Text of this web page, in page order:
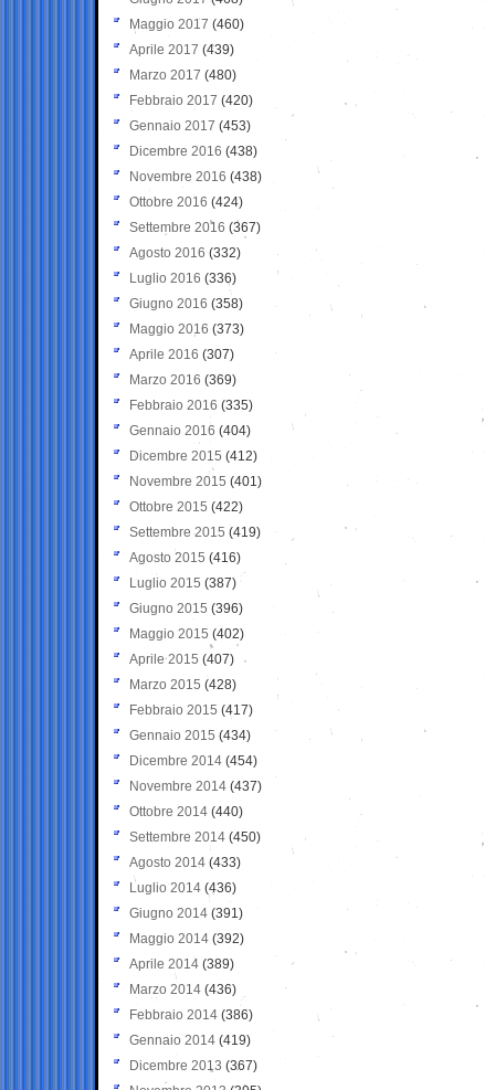
Maggio 2017 (460)
Aprile 2017 (439)
Marzo 2017 (480)
Febbraio 2017 (420)
Gennaio 2017 (453)
Dicembre 2016 (438)
Novembre 2016 (438)
Ottobre 2016 (424)
Settembre 2016 (367)
Agosto 2016 (332)
Luglio 2016 (336)
Giugno 2016 (358)
Maggio 2016 (373)
Aprile 2016 (307)
Marzo 2016 (369)
Febbraio 2016 (335)
Gennaio 2016 (404)
Dicembre 2015 (412)
Novembre 2015 (401)
Ottobre 2015 (422)
Settembre 2015 (419)
Agosto 2015 (416)
Luglio 2015 (387)
Giugno 2015 (396)
Maggio 2015 (402)
Aprile 2015 (407)
Marzo 2015 (428)
Febbraio 2015 (417)
Gennaio 2015 (434)
Dicembre 2014 (454)
Novembre 2014 (437)
Ottobre 2014 (440)
Settembre 2014 (450)
Agosto 2014 (433)
Luglio 2014 (436)
Giugno 2014 (391)
Maggio 2014 (392)
Aprile 2014 (389)
Marzo 2014 (436)
Febbraio 2014 (386)
Gennaio 2014 (419)
Dicembre 2013 (367)